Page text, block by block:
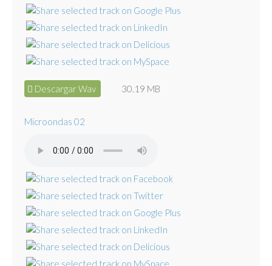
Descargar Wav 30.19 MB
Microondas 02